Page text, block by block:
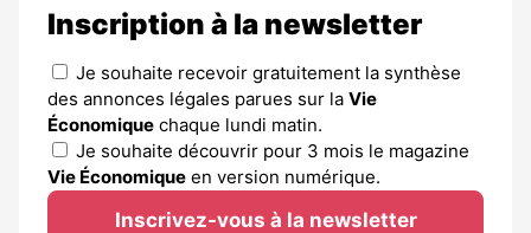
Inscription à la newsletter
Je souhaite recevoir gratuitement la synthèse
des annonces légales parues sur la Vie
Économique chaque lundi matin.
Je souhaite découvrir pour 3 mois le magazine
Vie Économique en version numérique.
Inscrivez-vous à la newsletter